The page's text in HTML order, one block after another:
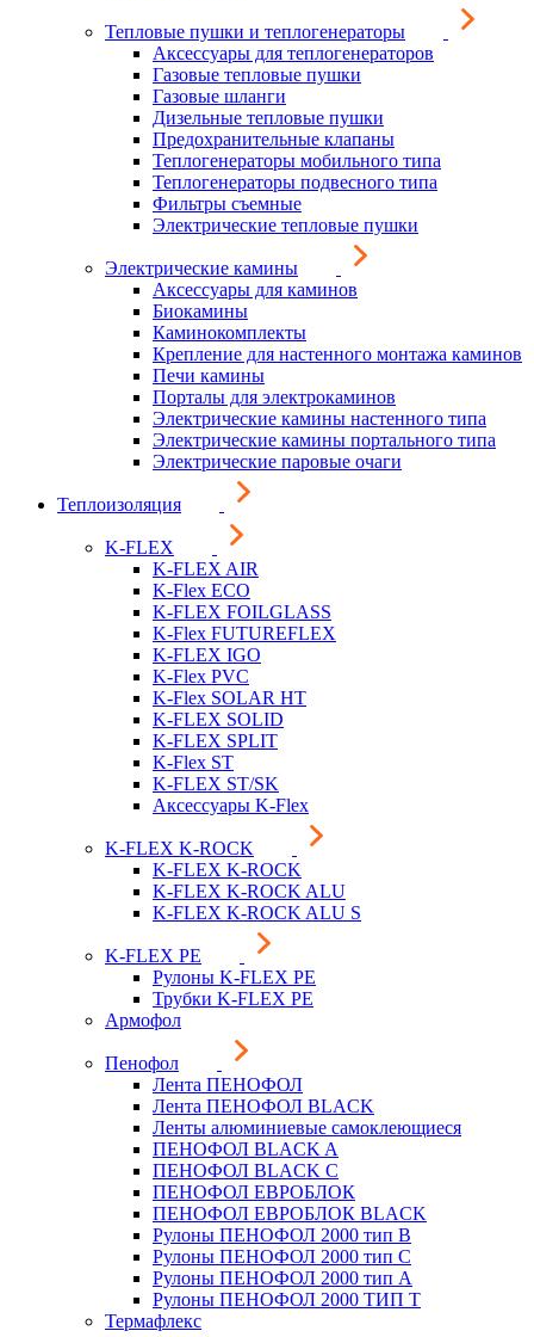
Тепловые пушки и теплогенераторы
Аксессуары для теплогенераторов
Газовые тепловые пушки
Газовые шланги
Дизельные тепловые пушки
Предохранительные клапаны
Теплогенераторы мобильного типа
Теплогенераторы подвесного типа
Фильтры съемные
Электрические тепловые пушки
Электрические камины
Аксессуары для каминов
Биокамины
Каминокомплекты
Крепление для настенного монтажа каминов
Печи камины
Порталы для электрокаминов
Электрические камины настенного типа
Электрические камины портального типа
Электрические паровые очаги
Теплоизоляция
K-FLEX
K-FLEX AIR
K-Flex ECO
K-FLEX FOILGLASS
K-Flex FUTUREFLEX
K-FLEX IGO
K-Flex PVC
K-Flex SOLAR HT
K-FLEX SOLID
K-FLEX SPLIT
K-Flex ST
K-FLEX ST/SK
Аксессуары K-Flex
K-FLEX K-ROCK
K-FLEX K-ROCK
K-FLEX K-ROCK ALU
K-FLEX K-ROCK ALU S
K-FLEX PE
Рулоны K-FLEX PE
Трубки K-FLEX PE
Армофол
Пенофол
Лента ПЕНОФОЛ
Лента ПЕНОФОЛ BLACK
Ленты алюминиевые самоклеющиеся
ПЕНОФОЛ BLACK A
ПЕНОФОЛ BLACK С
ПЕНОФОЛ ЕВРОБЛОК
ПЕНОФОЛ ЕВРОБЛОК BLACK
Рулоны ПЕНОФОЛ 2000 тип B
Рулоны ПЕНОФОЛ 2000 тип C
Рулоны ПЕНОФОЛ 2000 тип А
Рулоны ПЕНОФОЛ 2000 ТИП Т
Термафлекс